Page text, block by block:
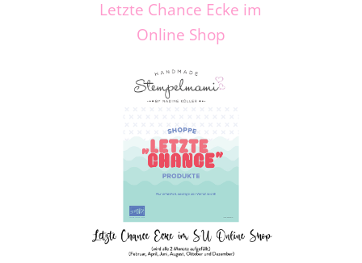
Letzte Chance Ecke im
Online Shop